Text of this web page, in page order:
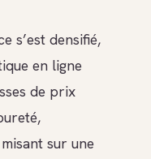
s’est densifié,
en ligne
de prix
sur une